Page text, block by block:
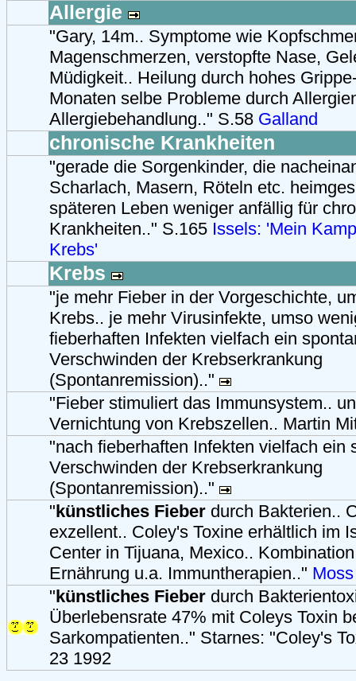
Allergie
"Gary, 14m.. Symptome wie
Magenschmerzen, verstopfte Nase,
Müdigkeit.. Heilung durch hohes
Monaten selbe Probleme durch
Allergiebehandlung.." S.58 Galland
chronische Krankheiten
"gerade die Sorgenkinder, die
Scharlach, Masern, Röteln etc.
späteren Leben weniger anfällig für
Krankheiten.." S.165 Issels: 'Mein
Krebs'
Krebs
"je mehr Fieber in der Vorgeschichte,
Krebs.. je mehr Virusinfekte, umso
fieberhaften Infekten vielfach ein
Verschwinden der Krebserkrankung
(Spontanremission).."
"Fieber stimuliert das Immunsystem..
Vernichtung von Krebszellen.. Martin
"nach fieberhaften Infekten vielfach ein
Verschwinden der Krebserkrankung
(Spontanremission).."
" künstliches Fieber durch Bakterien..
exzellent.. Coley's Toxine erhältlich im
Center in Tijuana, Mexico..
Ernährung u.a. Immuntherapien.."
" künstliches Fieber durch
Überlebensrate 47% mit Coleys Toxin
Sarkompatienten.." Starnes: "Coley's
23 1992